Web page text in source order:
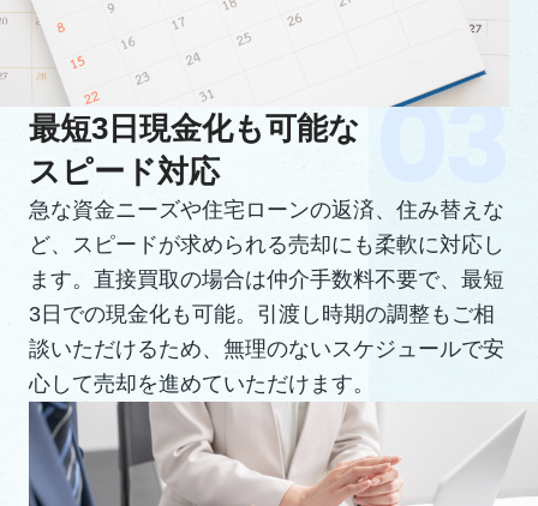
最短3日現金化も可能な
スピード対応
急な資金ニーズや住宅ローンの返済、住み替えな
ど、スピードが求められる売却にも柔軟に対応し
ます。直接買取の場合は仲介手数料不要で、最短
3日での現金化も可能。引渡し時期の調整もご相
談いただけるため、無理のないスケジュールで安
心して売却を進めていただけます。